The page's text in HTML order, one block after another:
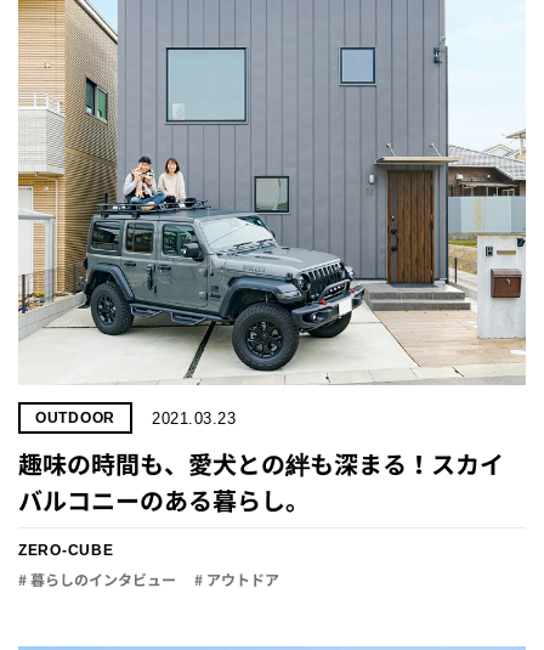
OUTDOOR 2021.03.23
趣味の時間も、愛犬との絆も深まる！スカイ
バルコニーのある暮らし。
ZERO-CUBE
# 暮らしのインタビュー # アウトドア